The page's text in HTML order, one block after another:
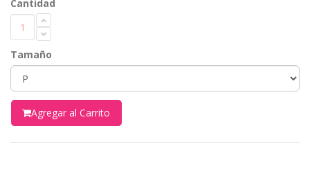
Cantidad
Tamaño
Agregar al Carrito